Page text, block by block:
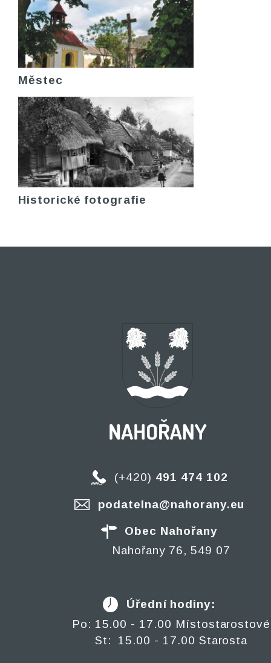
Městec
Historické fotografie
(+420) 491 474 102
podatelna@nahorany.eu
Obec Nahořany
Nahořany 76, 549 07
Úřední hodiny:
Po: 15.00 - 17.00 Místostarostové
St: 15.00 - 17.00 Starosta